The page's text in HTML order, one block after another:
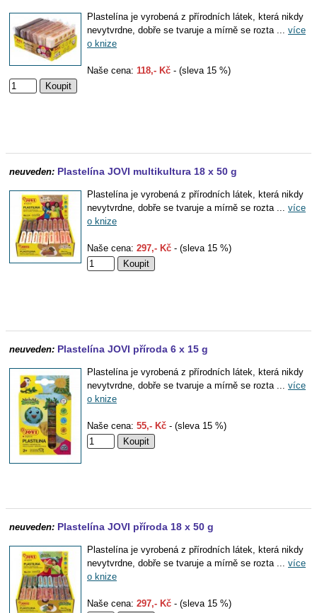
Plastelína je vyrobená z přírodních látek, která nikdy
nevytvrdne, dobře se tvaruje a mírně se rozta ... více
o knize
Naše cena: 118,- Kč - (sleva 15 %)
neuveden: Plastelína JOVI multikultura 18 x 50 g
Plastelína je vyrobená z přírodních látek, která nikdy
nevytvrdne, dobře se tvaruje a mírně se rozta ... více
o knize
Naše cena: 297,- Kč - (sleva 15 %)
neuveden: Plastelína JOVI příroda 6 x 15 g
Plastelína je vyrobená z přírodních látek, která nikdy
nevytvrdne, dobře se tvaruje a mírně se rozta ... více
o knize
Naše cena: 55,- Kč - (sleva 15 %)
neuveden: Plastelína JOVI příroda 18 x 50 g
Plastelína je vyrobená z přírodních látek, která nikdy
nevytvrdne, dobře se tvaruje a mírně se rozta ... více
o knize
Naše cena: 297,- Kč - (sleva 15 %)